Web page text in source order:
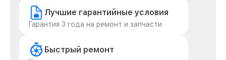
Лучшие гарантийные условия
Гарантия 3 года на ремонт и запчасти.
Быстрый ремонт